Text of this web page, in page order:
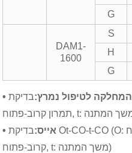
G
DAM1-
1600
S
H
G
• המחלקה לטיפול נמרץ:בדיקת Ot-CO (O: תמרון פתוח, CO:
• אייס:בדיקת Ot-CO-t-CO (O: תמרון פתוח, CO: תמרון
קרוב-פתוח, t: משך המתנה)